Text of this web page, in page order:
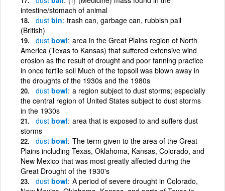
intestine/stomach of animal
dust bin trash can, garbage can, rubbish pail
(British)
dust bowl area in the Great Plains region of North
America (Texas to Kansas) that suffered extensive wind
erosion as the result of drought and poor fanning practice
in once fertile soil Much of the topsoil was blown away in
the droughts of the 1930s and the 1980s
dust bowl a region subject to dust storms; especially
the central region of United States subject to dust storms
in the 1930s
dust bowl area that is exposed to and suffers dust
storms
dust bowl The term given to the area of the Great
Plains including Texas, Oklahoma, Kansas, Colorado, and
New Mexico that was most greatly affected during the
Great Drought of the 1930's
dust bowl A period of severe drought in Colorado,